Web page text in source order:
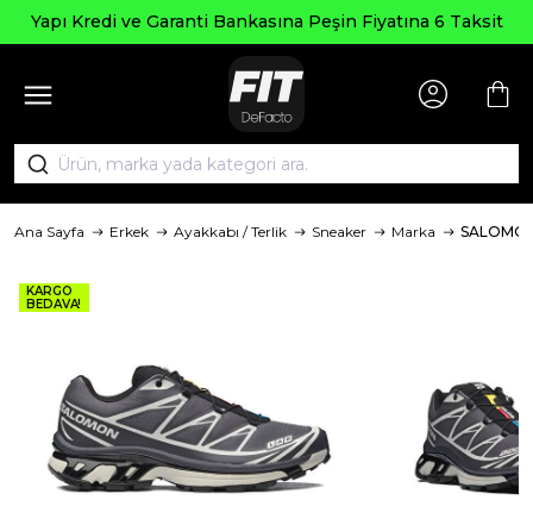
Yapı Kredi ve Garanti Bankasına Peşin Fiyatına 6 Taksit
Ana Sayfa Erkek Ayakkabı / Terlik Sneaker Marka
KARGO
BEDAVA!